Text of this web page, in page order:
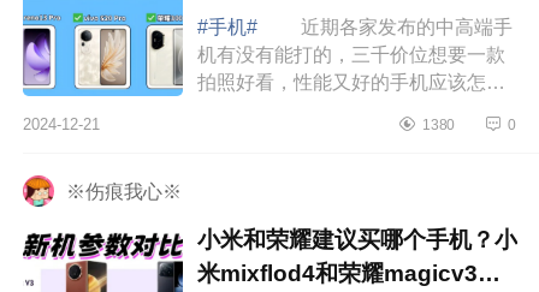
#手机#
近期各家发布的中高端手
机有没有能打的，三千价位想要一款
拍照好看，性能又好的手机应该怎么
最建议买的3款手机有哪些？3000元
2024-12-21 1380 0
※伤痕我心※
小米和荣耀建议买哪个手机？小
米mixflod4和荣耀magicv3应